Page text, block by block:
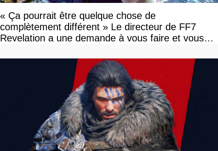
« Ça pourrait être quelque chose de
complètement différent » Le directeur de FF7
Revelation a une demande à vous faire et vous